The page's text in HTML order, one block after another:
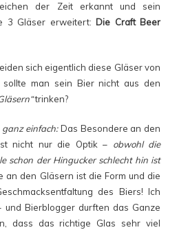
der Zeit erkannt und sein
3 Gläser erweitert: Die Craft Beer
sich eigentlich diese Gläser von
man sein Bier nicht aus den
trinken?
einfach:Das Besondere an den
nicht nur die Optik – obwohl die
schon der Hingucker schlecht hin ist
an den Gläsern ist die Form und die
des Biers! Ich
und Bierblogger durften das Ganze
dass das richtige Glas sehr viel